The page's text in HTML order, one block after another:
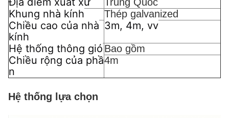
Khung nhà kính Thép galvanized
Chiều cao của nhà
kính
3m, 4m, vv
Hệ thống thông gió Bao gồm
Chiều rộng của phầ
n
4m
Hệ thống lựa chọn